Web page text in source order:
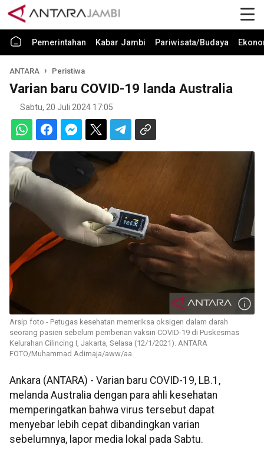
Pemerintahan Kabar Jambi Pariwisata/Budaya
ANTARA Peristiwa
Varian baru COVID-19 landa Australia
Sabtu, 20 Juli 2024 17:05
Arsip foto - Petugas kesehatan memeriksa oksigen dalam darah
seorang pasien sebelum pemberian vaksin COVID-19 di Puskesmas
Kelurahan Cilincing I, Jakarta, Selasa (12/1/2021). ANTARA
FOTO/Muhammad Adimaja/aww/aa.
Ankara (ANTARA) - Varian baru COVID-19, LB.1,
melanda Australia dengan para ahli kesehatan
memperingatkan bahwa virus tersebut dapat
menyebar lebih cepat dibandingkan varian
sebelumnya, lapor media lokal pada Sabtu.